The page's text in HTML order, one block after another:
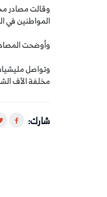
المواطنين في
وأوضحت
وتواصل
مخلفة الآف
شارك: